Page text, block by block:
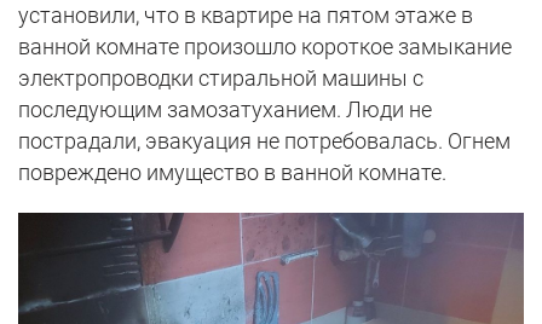
установили, что в квартире на пятом этаже в
ванной комнате произошло короткое замыкание
электропроводки стиральной машины с
последующим замозатуханием. Люди не
пострадали, эвакуация не потребовалась. Огнем
повреждено имущество в ванной комнате.